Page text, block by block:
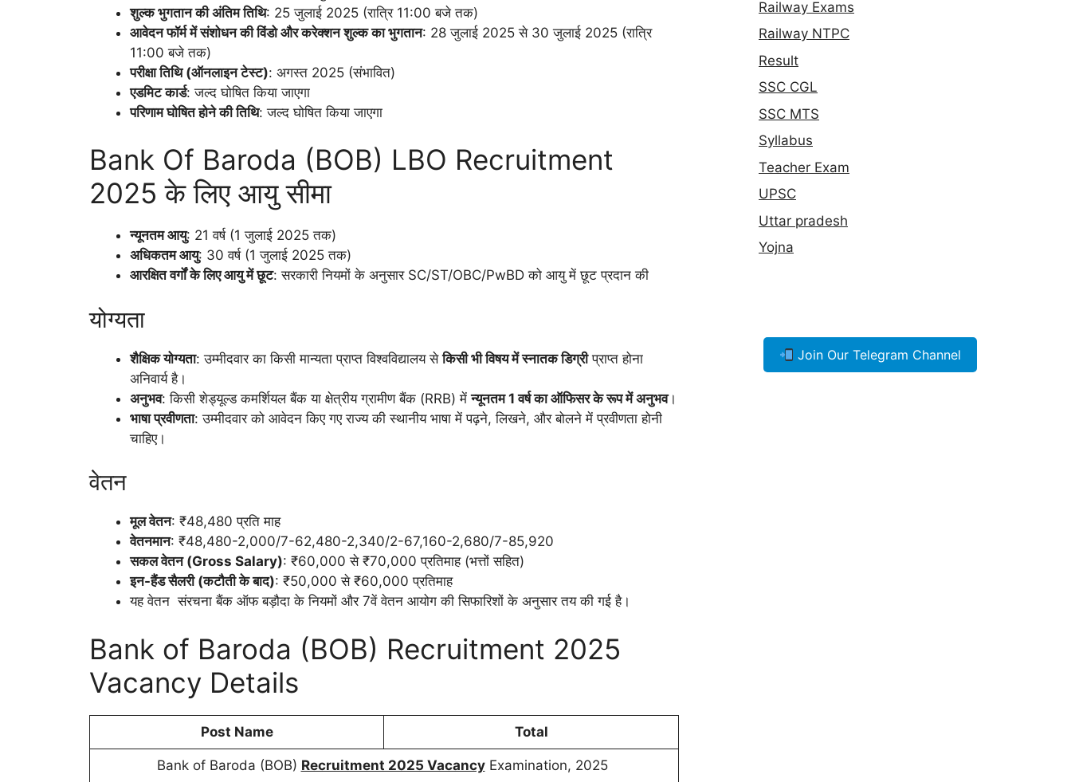
शुल्क भुगतान की अंतिम तिथि: 25 जुलाई 2025 (रात्रि 11:00 बजे तक)
आवेदन फॉर्म में संशोधन की विंडो और करेक्शन शुल्क का भुगतान: 28 जुलाई 2025 से 30 जुलाई 2025 (रात्रि
11:00 बजे तक)
परीक्षा तिथि (ऑनलाइन टेस्ट): अगस्त 2025 (संभावित)
एडमिट कार्ड: जल्द घोषित किया जाएगा
परिणाम घोषित होने की तिथि: जल्द घोषित किया जाएगा
Bank Of Baroda (BOB) LBO Recruitment
2025 के लिए आयु सीमा
न्यूनतम आयु: 21 वर्ष (1 जुलाई 2025 तक)
अधिकतम आयु: 30 वर्ष (1 जुलाई 2025 तक)
आरक्षित वर्गों के लिए आयु में छूट: सरकारी नियमों के अनुसार SC/ST/OBC/PwBD को आयु में छूट प्रदान की
योग्यता
शैक्षिक योग्यता: उम्मीदवार का किसी मान्यता प्राप्त विश्वविद्यालय सेकिसी भी विषय में स्नातक डिग्रीप्राप्त होना
अनिवार्य है।
अनुभव: किसी शेड्यूल्ड कमर्शियल बैंक या क्षेत्रीय ग्रामीण बैंक (RRB) मेंन्यूनतम 1वर्ष का ऑफिसर के रूप में अनुभव।
भाषा प्रवीणता: उम्मीदवार को आवेदन किए गए राज्य की स्थानीय भाषा में पढ़ने, लिखने, और बोलने में प्रवीणता होनी
चाहिए।
वेतन
मूल वेतन: ₹48,480 प्रति माह
वेतनमान: ₹48,480-2,000/7-62,480-2,340/2-67,160-2,680/7-85,920
सकल वेतन (Gross Salary): ₹60,000 से ₹70,000 प्रतिमाह (भत्तों सहित)
इन-हैंड सैलरी (कटौती के बाद): ₹50,000 से ₹60,000 प्रतिमाह
यह वेतन संरचना बैंक ऑफ बड़ौदा के नियमों और 7वें वेतन आयोग की सिफारिशों के अनुसार तय की गई है।
Bank of Baroda (BOB) Recruitment 2025
Vacancy Details
Post Name Total
Bank of Baroda (BOB) Recruitment 2025 VacancyExamination, 2025
Railway Exams
Railway NTPC
Result
SSC CGL
SSC MTS
Syllabus
Teacher Exam
UPSC
Uttar pradesh
Yojna
Join Our Telegram Channel